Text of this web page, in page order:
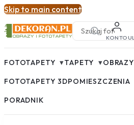
Skip to main content
KONTO
FOTOTAPETY ▾TAPETY ▾OBRAZY
FOTOTAPETY 3DPOMIESZCZENIA
PORADNIK